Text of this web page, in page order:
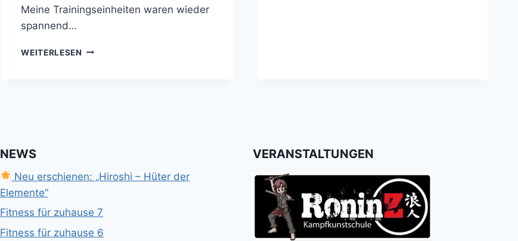
Meine Trainingseinheiten waren wieder
spannend…
WEITERLESEN AUF
NEWS
Neu erschienen: „Hiroshi – Hüter der
Elemente“
Fitness für zuhause 7
Fitness für zuhause 6
VERANSTALTUNGEN